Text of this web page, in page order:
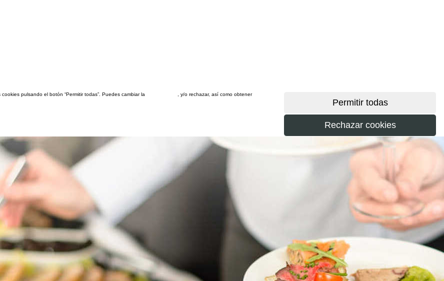
pulsando el botón “Permitir todas”. Puedes cambiar la
, y/o rechazar, así como obtener